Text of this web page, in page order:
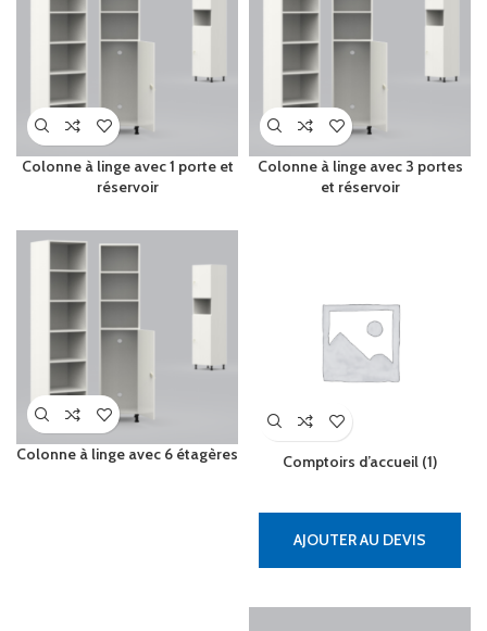
Colonne à linge avec 1 porte et
réservoir
Colonne à linge avec 3 portes
et réservoir
Colonne à linge avec 6 étagères Comptoirs d’accueil (1)
AJOUTER AU DEVIS